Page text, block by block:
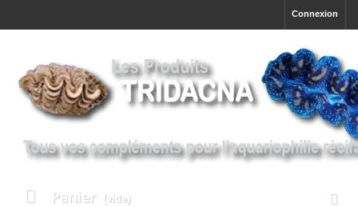
Connexion
Panier (vide)